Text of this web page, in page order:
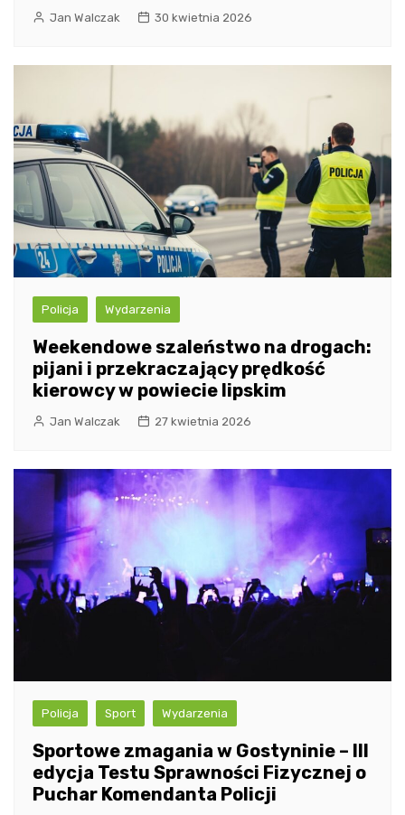
Jan Walczak 30 kwietnia 2026
Policja Wydarzenia
Weekendowe szaleństwo na drogach:
pijani i przekraczający prędkość
kierowcy w powiecie lipskim
Jan Walczak 27 kwietnia 2026
Policja Sport Wydarzenia
Sportowe zmagania w Gostyninie – III
edycja Testu Sprawności Fizycznej o
Puchar Komendanta Policji